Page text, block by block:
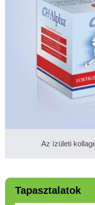
Az ízületi
Tapasztalatok